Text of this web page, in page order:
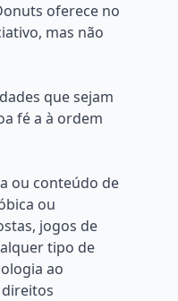
oferece no
mas não
que sejam
fé a à ordem
ou conteúdo de
ou
jogos de
tipo de
ao